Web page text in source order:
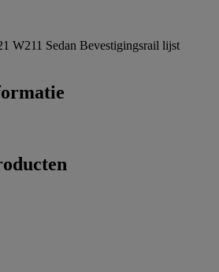
W211 Sedan Bevestigingsrail lijst